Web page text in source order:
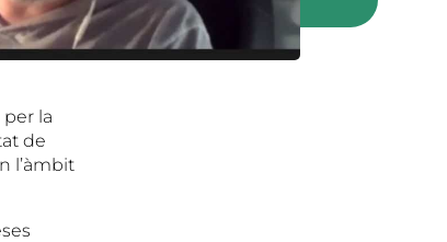
la
de
l’àmbit